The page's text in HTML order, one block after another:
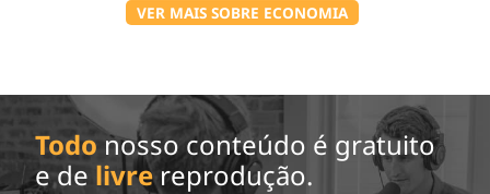
VER MAIS SOBRE ECONOMIA
Todo nosso conteúdo é gratuito
e de livrereprodução.